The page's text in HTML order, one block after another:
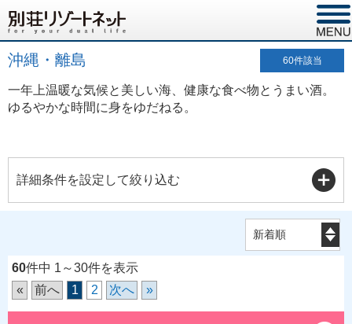
沖縄・離島 60件該当
一年上温暖な気候と美しい海、健康な食べ物とうまい酒。
ゆるやかな時間に身をゆだねる。
詳細条件を設定して絞り込む
60件中 1～30件を表示
«
前へ 1 2 次へ »